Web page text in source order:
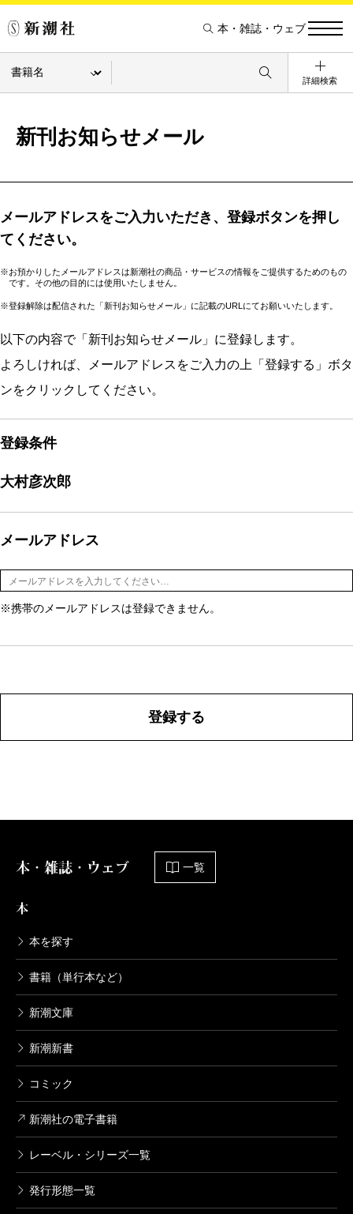
本・雑誌・ウェブ
詳細検索
新刊お知らせメール
メールアドレスをご入力いただき、登録ボタンを押し
てください。
※お預かりしたメールアドレスは新潮社の商品・サービスの情報をご提供するためのもの
です。その他の目的には使用いたしません。
※登録解除は配信された「新刊お知らせメール」に記載のURLにてお願いいたします。
以下の内容で「新刊お知らせメール」に登録します。
よろしければ、メールアドレスをご入力の上「登録する」ボタ
ンをクリックしてください。
登録条件
大村彦次郎
メールアドレス
※携帯のメールアドレスは登録できません。
登録する
本・雑誌・ウェブ 一覧
本
本を探す
書籍（単行本など）
新潮文庫
新潮新書
コミック
新潮社の電子書籍
レーベル・シリーズ一覧
発行形態一覧